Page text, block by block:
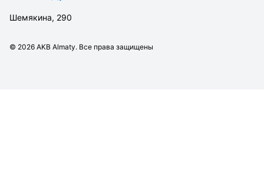
Шемякина, 290
© 2026 AKB Almaty. Все права защищены